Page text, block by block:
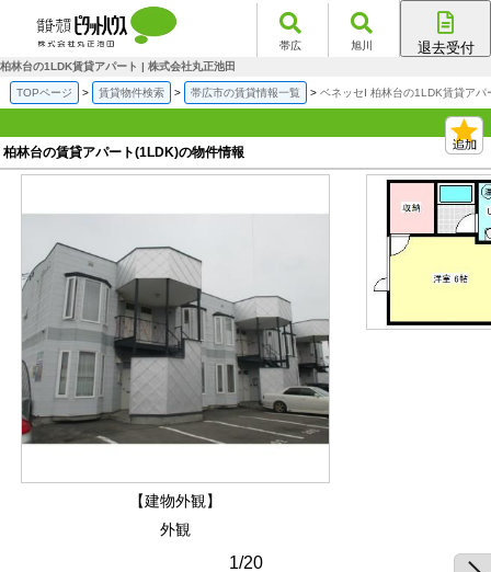
帯広 旭川 退去受付
柏林台の1LDK賃貸アパート | 株式会社丸正池田
TOPページ 賃貸物件検索 帯広市の賃貸情報一覧 ベネッセⅠ 柏林台の1LDK賃貸アパ
柏林台の賃貸アパート(1LDK)の物件情報
【建物外観】
外観
1/20